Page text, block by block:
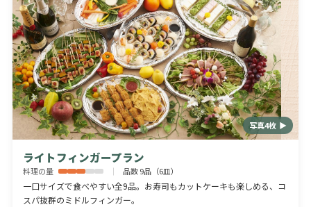
写真4枚 ▶
ライトフィンガープラン
料理の量 品数 9品（6皿）
一口サイズで食べやすい全9品。お寿司もカットケーキも楽しめる、コ
スパ抜群のミドルフィンガー。